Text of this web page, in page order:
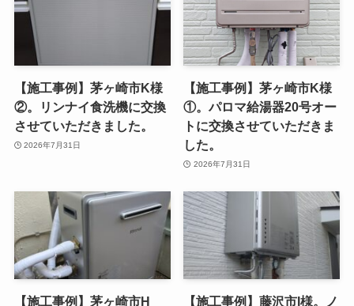
【施工事例】茅ヶ崎市K様
②。リンナイ食洗機に交換
させていただきました。
2026年7月31日
【施工事例】茅ヶ崎市K様
①。パロマ給湯器20号オー
トに交換させていただきま
した。
2026年7月31日
【施工事例】茅ヶ崎市H
【施工事例】藤沢市I様。ノ